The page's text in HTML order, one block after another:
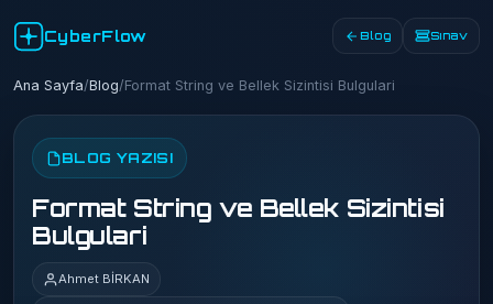
CyberFlow Blog Sınav
Ana Sayfa/Blog/Format String ve Bellek Sizintisi Bulgulari
BLOG YAZISI
Format String ve Bellek Sizintisi
Bulgulari
Ahmet BİRKAN